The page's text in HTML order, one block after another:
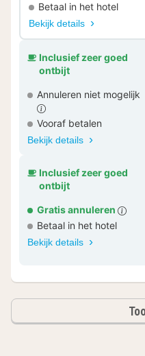
Betaal in het hotel
Bekijk details
Inclusief zeer goed
ontbijt
Annuleren niet mogelijk
Vooraf betalen
Bekijk details
Inclusief zeer goed
ontbijt
Gratis annuleren
Betaal in het hotel
Bekijk details